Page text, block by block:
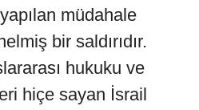
müdahale
bir saldırıdır.
hukuku ve
hiçe sayan İsrail